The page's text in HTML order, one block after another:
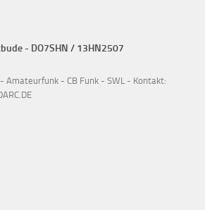
- DO7SHN / 13HN2507
Amateurfunk - CB Funk - SWL - Kontakt: